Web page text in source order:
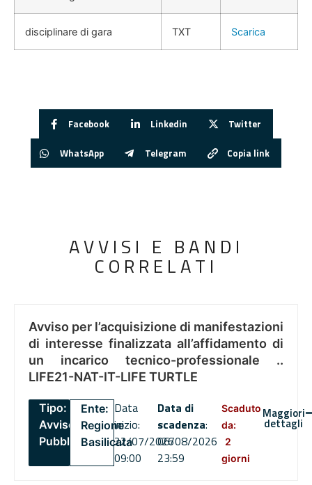
disciplinare di gara TXT Scarica
Facebook Linkedin Twitter
WhatsApp Telegram Copia link
AVVISI E BANDI
CORRELATI
Avviso per l’acquisizione di manifestazioni
di interesse finalizzata all’affidamento di
un incarico tecnico-professionale ..
LIFE21-NAT-IT-LIFE TURTLE
Tipo:
Avviso
Pubblico
Ente:
Regione
Basilicata
Data
inizio:
22/07/2026
09:00
Data di
scadenza:
06/08/2026
23:59
Scaduto
da:
2
giorni
Maggiori
dettagli